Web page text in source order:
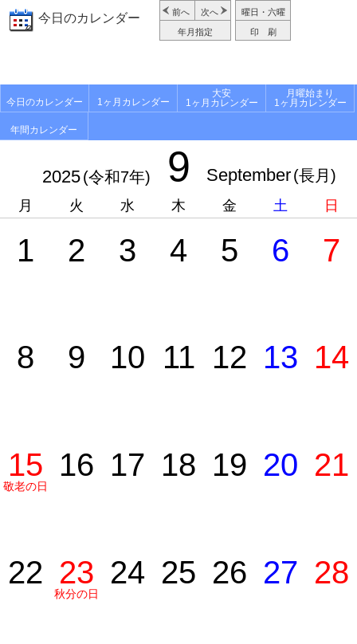
今日のカレンダー 前へ 次へ
年月指定
曜日・六曜
印 刷
今日のカレンダー 1ヶ月カレンダー
大安
1ヶ月カレンダー
月曜始まり
1ヶ月カレンダー
年間カレンダー
2025(令和7年) 9 September(長月)
月 火 水 木 金 土 日
1 2 3 4 5 6 7
8 9 10 11 12 13 14
15
敬老の日
16 17 18 19 20 21
22 23
秋分の日
24 25 26 27 28